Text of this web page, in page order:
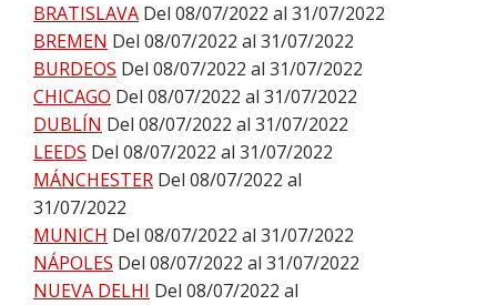
BRATISLAVA Del 08/07/2022 al 31/07/2022
BREMEN Del 08/07/2022 al 31/07/2022
BURDEOS Del 08/07/2022 al 31/07/2022
CHICAGO Del 08/07/2022 al 31/07/2022
DUBLÍN Del 08/07/2022 al 31/07/2022
LEEDS Del 08/07/2022 al 31/07/2022
MÁNCHESTER Del 08/07/2022 al
31/07/2022
MUNICH Del 08/07/2022 al 31/07/2022
NÁPOLES Del 08/07/2022 al 31/07/2022
NUEVA DELHI Del 08/07/2022 al